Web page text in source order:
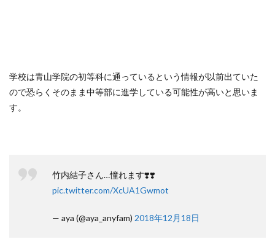
学校は青山学院の初等科に通っているという情報が以前出ていた
ので恐らくそのまま中等部に進学している可能性が高いと思いま
す。
竹内結子さん…憧れます❣️❣️
pic.twitter.com/XcUA1Gwmot
— aya (@aya_anyfam) 2018年12月18日